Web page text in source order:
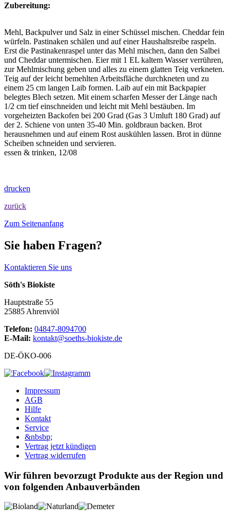
Zubereitung:
Mehl, Backpulver und Salz in einer Schüssel mischen. Cheddar fein
würfeln. Pastinaken schälen und auf einer Haushaltsreibe raspeln.
Erst die Pastinakenraspel unter das Mehl mischen, dann den Salbei
und Cheddar untermischen. Eier mit 1 EL kaltem Wasser verrühren,
zur Mehlmischung geben und alles zu einem glatten Teig verkneten.
Teig auf der leicht bemehlten Arbeitsfläche durchkneten und zu
einem 25 cm langen Laib formen. Laib auf ein mit Backpapier
belegtes Blech setzen. Mit einem scharfen Messer der Länge nach
1/2 cm tief einschneiden und leicht mit Mehl bestäuben. Im
vorgeheizten Backofen bei 200 Grad (Gas 3 Umluft 180 Grad) auf
der 2. Schiene von unten 35-40 Min. goldbraun backen. Brot
herausnehmen und auf einem Rost auskühlen lassen. Brot in dünne
Scheiben schneiden und servieren.
essen & trinken, 12/08
drucken
zurück
Zum Seitenanfang
Sie haben Fragen?
Kontaktieren Sie uns
Söth's Biokiste
Hauptstraße 55
25885 Ahrenviöl
Telefon: 04847-8094700
E-Mail: kontakt@soeths-biokiste.de
DE-ÖKO-006
Impressum
AGB
Hilfe
Kontakt
Service
&nbsbp;
Vertrag jetzt kündigen
Vertrag widerrufen
Wir führen bevorzugt Produkte aus der Region und
von folgenden Anbauverbänden